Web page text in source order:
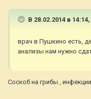
В 28.02.2014 в
врач в Пушкино есть,
анализы нам нужно
Соскоб на грибы ,